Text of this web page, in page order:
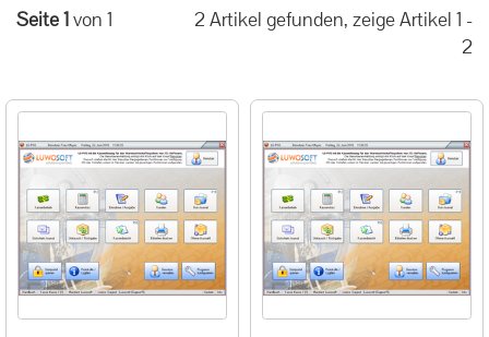
Seite 1von 1
2 Artikel gefunden, zeige Artikel 1 -
2